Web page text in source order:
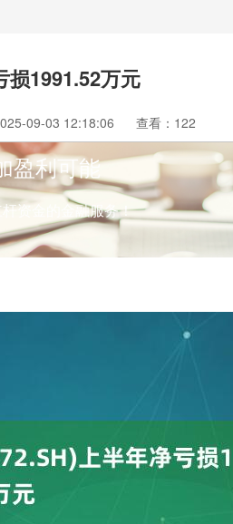
损1991.52万元
09-03 12:18:06 查看：122
盈利可能
资金的金融服务！